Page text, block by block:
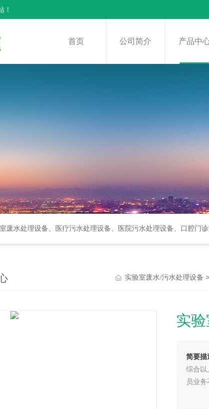
！
首页 公司简介 产品中
设备、医疗污水处理设备、医院污水处理设备、口腔门诊污水处理设备、牙科诊所污水
实验室废水/污水处理设备 >
实
简要描
综合以
员业